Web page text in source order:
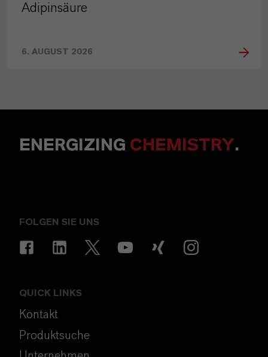
Adipinsäure
6. AUGUST 2026
ENERGIZING CHEMISTRY.
FOLGEN SIE UNS
QUICK LINKS
Kontakt
Produktsuche